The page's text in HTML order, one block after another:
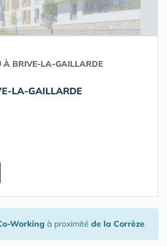
À BRIVE-LA-GAILLARDE
LA-GAILLARDE
Working à proximité de la Corrèze